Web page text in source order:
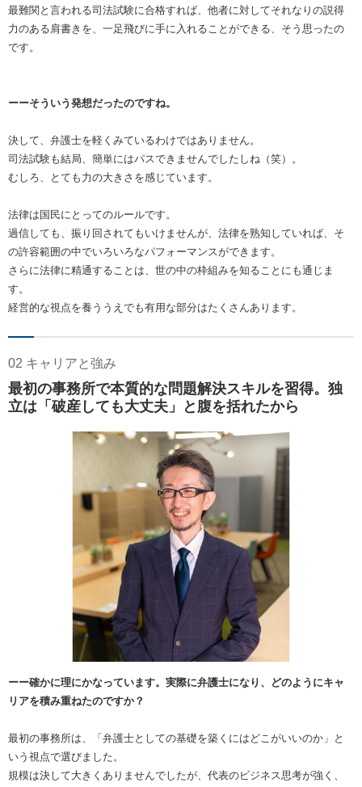
最難関と言われる司法試験に合格すれば、他者に対してそれなりの説得
力のある肩書きを、一足飛びに手に入れることができる、そう思ったの
です。
ーーそういう発想だったのですね。
決して、弁護士を軽くみているわけではありません。
司法試験も結局、簡単にはパスできませんでしたしね（笑）。
むしろ、とても力の大きさを感じています。
法律は国民にとってのルールです。
過信しても、振り回されてもいけませんが、法律を熟知していれば、そ
の許容範囲の中でいろいろなパフォーマンスができます。
さらに法律に精通することは、世の中の枠組みを知ることにも通じま
す。
経営的な視点を養ううえでも有用な部分はたくさんあります。
02 キャリアと強み
最初の事務所で本質的な問題解決スキルを習得。独
立は「破産しても大丈夫」と腹を括れたから
ーー確かに理にかなっています。実際に弁護士になり、どのようにキャ
リアを積み重ねたのですか？
最初の事務所は、「弁護士としての基礎を築くにはどこがいいのか」と
いう視点で選びました。
規模は決して大きくありませんでしたが、代表のビジネス思考が強く、